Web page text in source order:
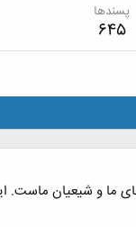
پسندها
645
ما و شیعیان ماست.